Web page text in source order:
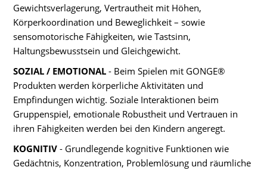
Gewichtsverlagerung, Vertrautheit mit Höhen,
Körperkoordination und Beweglichkeit – sowie
sensomotorische Fähigkeiten, wie Tastsinn,
Haltungsbewusstsein und Gleichgewicht.
SOZIAL / EMOTIONAL- Beim Spielen mit GONGE®
Produkten werden körperliche Aktivitäten und
Empfindungen wichtig. Soziale Interaktionen beim
Gruppenspiel, emotionale Robustheit und Vertrauen in
ihren Fähigkeiten werden bei den Kindern angeregt.
KOGNITIV- Grundlegende kognitive Funktionen wie
Gedächtnis, Konzentration, Problemlösung und räumliche